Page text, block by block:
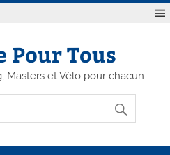
Pour Tous
Masters et Vélo pour chacun